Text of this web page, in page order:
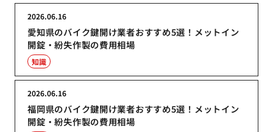
愛知県のバイク鍵開け業者おすすめ5選！メットイン
開錠・紛失作製の費用相場
2026.06.16
知識
福岡県のバイク鍵開け業者おすすめ5選！メットイン
開錠・紛失作製の費用相場
2026.06.16